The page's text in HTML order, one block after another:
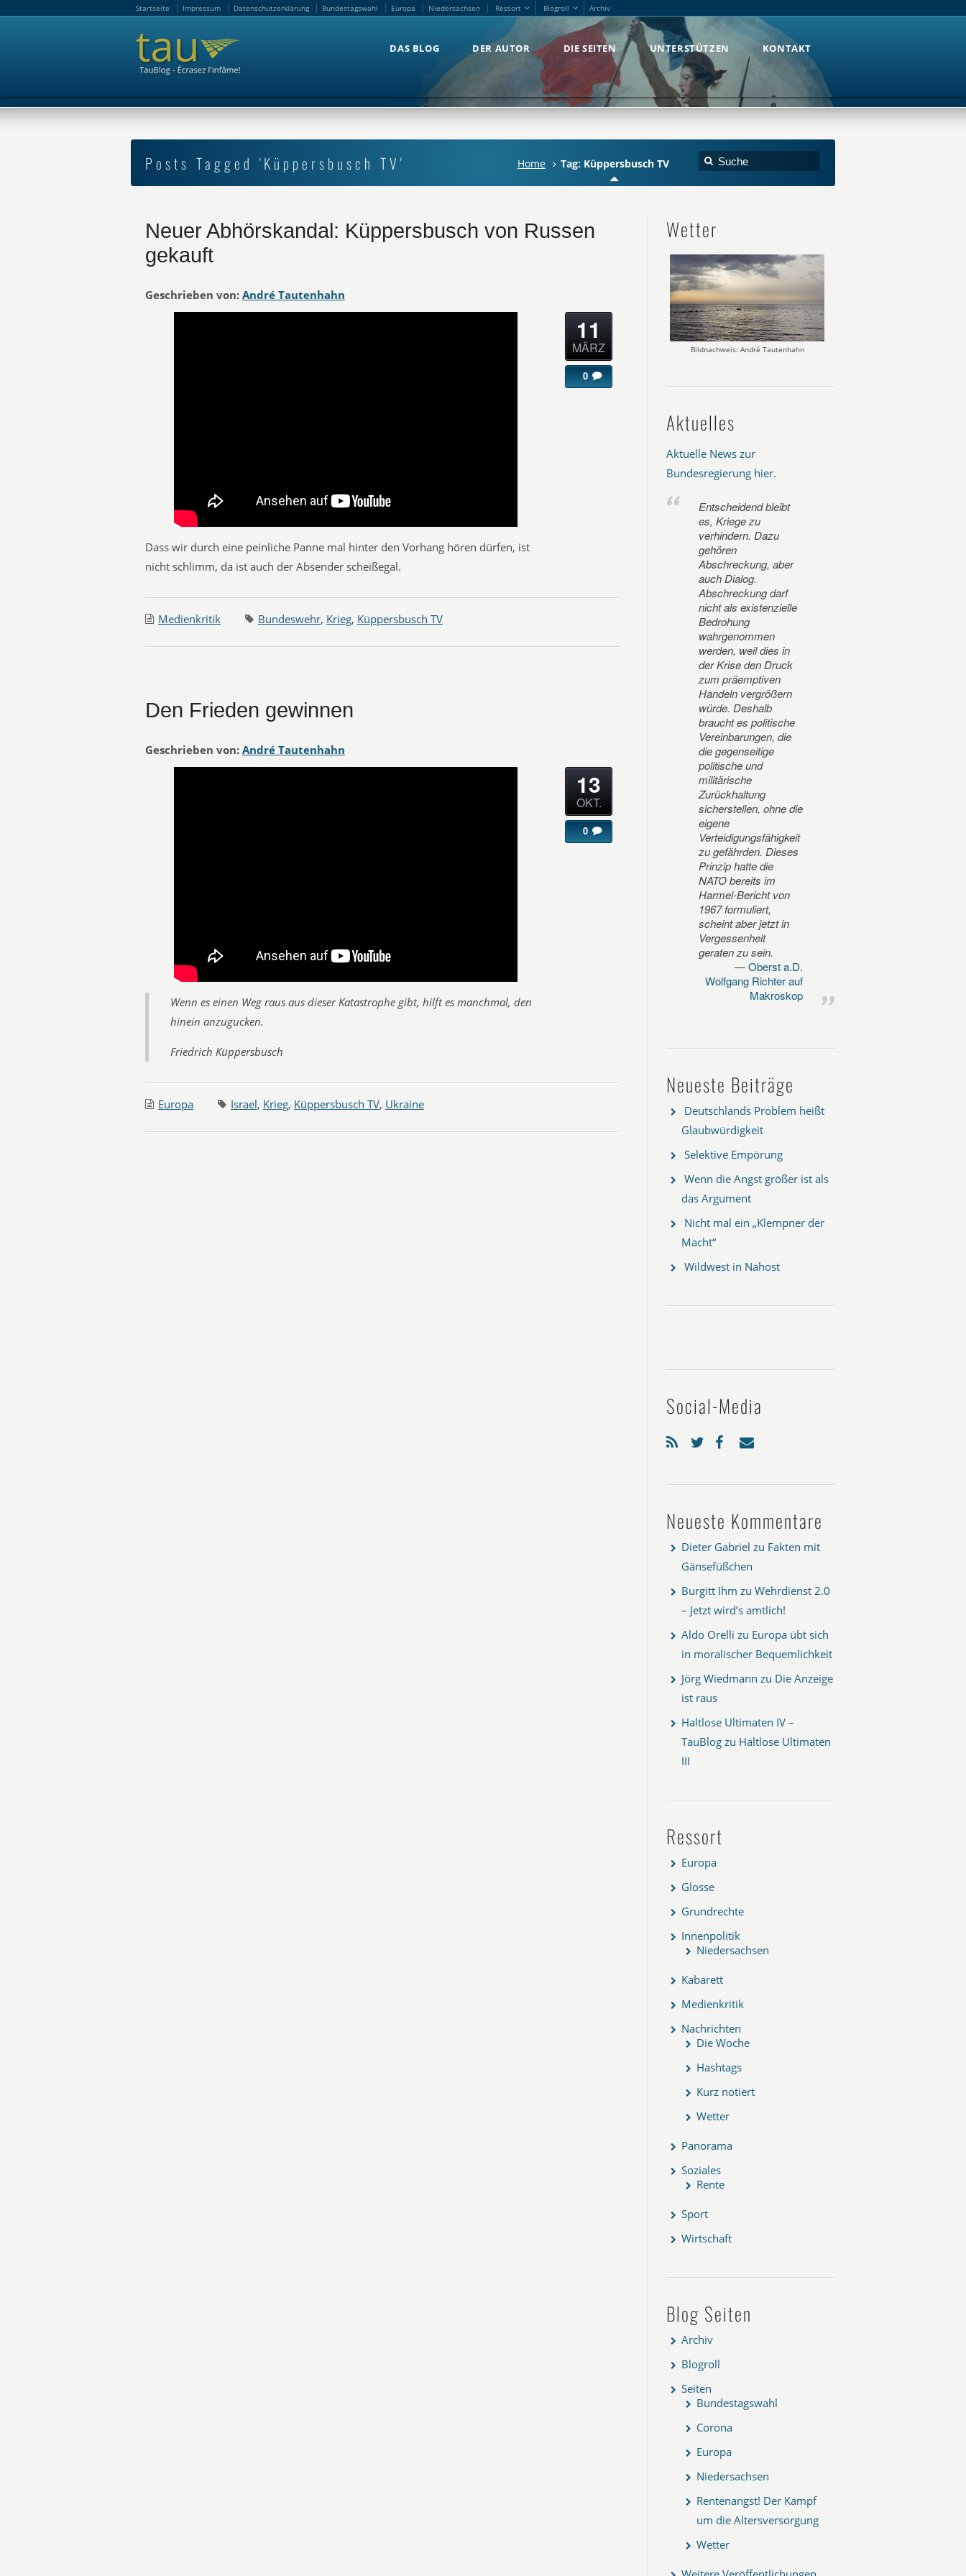
Startseite Impressum Datenschutzerklärung Bundestagswahl Europa Niedersachsen Ressort Blogroll Archiv
DAS BLOG DER AUTOR DIE SEITEN UNTERSTÜTZEN KONTAKT
Posts Tagged 'Küppersbusch TV' Home Tag: Küppersbusch TV
Neuer Abhörskandal: Küppersbusch von Russen
gekauft
Geschrieben von: André Tautenhahn
Dass wir durch eine peinliche Panne mal hinter den Vorhang hören dürfen, ist
nicht schlimm, da ist auch der Absender scheißegal.
11
MÄRZ
0
Medienkritik Bundeswehr, Krieg, Küppersbusch TV
Den Frieden gewinnen
Geschrieben von: André Tautenhahn
Wenn es einen Weg raus aus dieser Katastrophe gibt, hilft es manchmal, den
hinein anzugucken.
Friedrich Küppersbusch
13
OKT.
0
Europa Israel, Krieg, Küppersbusch TV, Ukraine
Wetter
Bildnachweis: André Tautenhahn
Aktuelles
Aktuelle News zur
Bundesregierung hier.
Entscheidend bleibt
es, Kriege zu
verhindern. Dazu
gehören
Abschreckung, aber
auch Dialog.
Abschreckung darf
nicht als existenzielle
Bedrohung
wahrgenommen
werden, weil dies in
der Krise den Druck
zum präemptiven
Handeln vergrößern
würde. Deshalb
braucht es politische
Vereinbarungen, die
die gegenseitige
politische und
militärische
Zurückhaltung
sicherstellen, ohne die
eigene
Verteidigungsfähigkeit
zu gefährden. Dieses
Prinzip hatte die
NATO bereits im
Harmel-Bericht von
1967 formuliert,
scheint aber jetzt in
Vergessenheit
geraten zu sein.
Oberst a.D.
Wolfgang Richter auf
Makroskop
Neueste Beiträge
Deutschlands Problem heißt
Glaubwürdigkeit
Selektive Empörung
Wenn die Angst größer ist als
das Argument
Nicht mal ein „Klempner der
Macht“
Wildwest in Nahost
Social-Media
Neueste Kommentare
Dieter Gabriel zu Fakten mit
Gänsefüßchen
Burgitt Ihm zu Wehrdienst 2.0
– Jetzt wird’s amtlich!
Aldo Orelli zu Europa übt sich
in moralischer Bequemlichkeit
Jörg Wiedmann zu Die Anzeige
ist raus
Haltlose Ultimaten IV –
TauBlog zu Haltlose Ultimaten
III
Ressort
Europa
Glosse
Grundrechte
Innenpolitik
Niedersachsen
Kabarett
Medienkritik
Nachrichten
Die Woche
Hashtags
Kurz notiert
Wetter
Panorama
Soziales
Rente
Sport
Wirtschaft
Blog Seiten
Archiv
Blogroll
Seiten
Bundestagswahl
Corona
Europa
Niedersachsen
Rentenangst! Der Kampf
um die Altersversorgung
Wetter
Startseite Impressum Datenschutzerklärung Bundestagswahl Europa Niedersachsen Ressort Blogroll Archiv
DAS BLOG DER AUTOR DIE SEITEN UNTERSTÜTZEN KONTAKT